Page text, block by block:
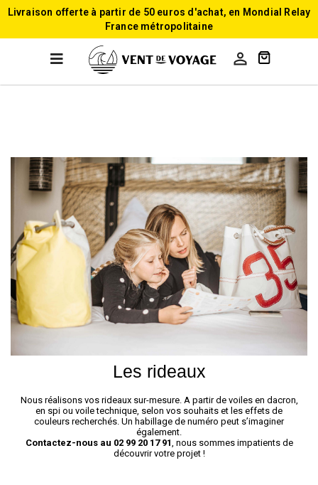
Livraison offerte à partir de 50 euros d'achat, en Mondial Relay
France métropolitaine

Accueil Les Rideaux
Les rideaux
Nous réalisons vos rideaux sur-mesure. A partir de voiles en dacron,
en spi ou voile technique, selon vos souhaits et les effets de
couleurs recherchés. Un habillage de numéro peut s’imaginer
également.
Contactez-nous au 02 99 20 17 91 , nous sommes impatients de
découvrir votre projet !